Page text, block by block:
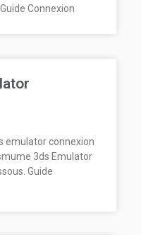
Connexion
emulator connexion
3ds Emulator
Guide